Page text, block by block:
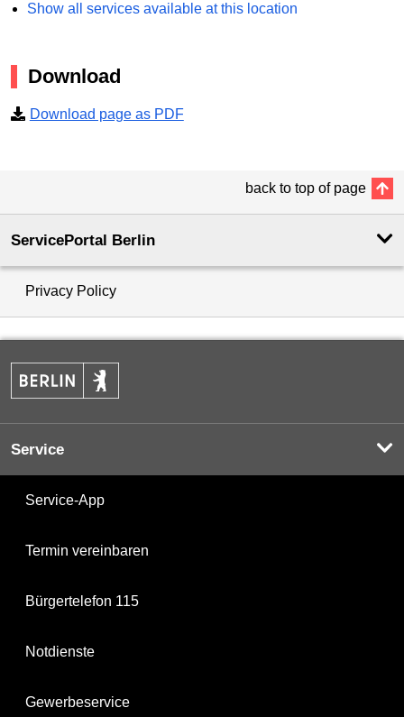
Show all services available at this location
Download
Download page as PDF
back to top of page
ServicePortal Berlin
Privacy Policy
Service
Service-App
Termin vereinbaren
Bürgertelefon 115
Notdienste
Gewerbeservice